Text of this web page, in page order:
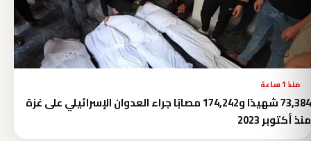
منذ 1 ساعة
73,384 شهيدًا و174,242 مصابًا جراء العدوان الإسرائيلي على غزة
منذ أكتوبر 2023